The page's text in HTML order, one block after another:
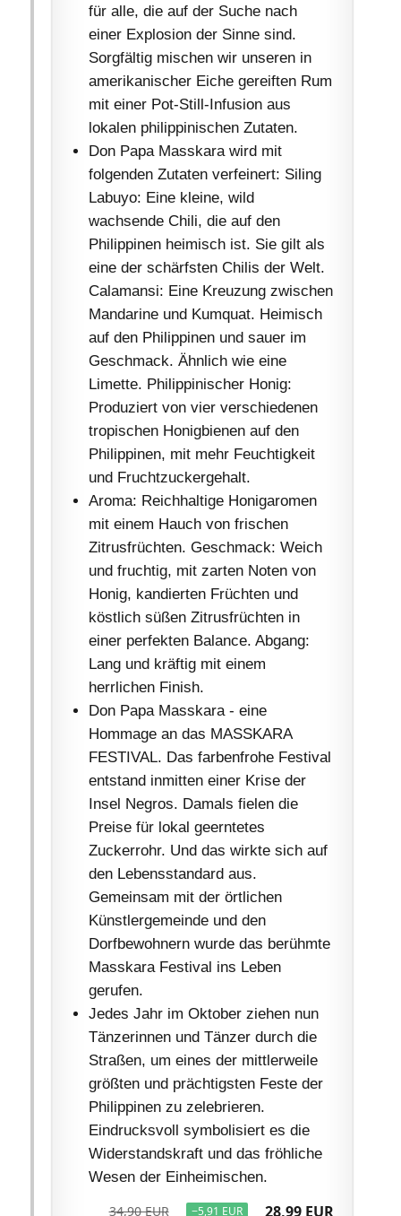
für alle, die auf der Suche nach
einer Explosion der Sinne sind.
Sorgfältig mischen wir unseren in
amerikanischer Eiche gereiften Rum
mit einer Pot-Still-Infusion aus
lokalen philippinischen Zutaten.
Don Papa Masskara wird mit
folgenden Zutaten verfeinert: Siling
Labuyo: Eine kleine, wild
wachsende Chili, die auf den
Philippinen heimisch ist. Sie gilt als
eine der schärfsten Chilis der Welt.
Calamansi: Eine Kreuzung zwischen
Mandarine und Kumquat. Heimisch
auf den Philippinen und sauer im
Geschmack. Ähnlich wie eine
Limette. Philippinischer Honig:
Produziert von vier verschiedenen
tropischen Honigbienen auf den
Philippinen, mit mehr Feuchtigkeit
und Fruchtzuckergehalt.
Aroma: Reichhaltige Honigaromen
mit einem Hauch von frischen
Zitrusfrüchten. Geschmack: Weich
und fruchtig, mit zarten Noten von
Honig, kandierten Früchten und
köstlich süßen Zitrusfrüchten in
einer perfekten Balance. Abgang:
Lang und kräftig mit einem
herrlichen Finish.
Don Papa Masskara - eine
Hommage an das MASSKARA
FESTIVAL. Das farbenfrohe Festival
entstand inmitten einer Krise der
Insel Negros. Damals fielen die
Preise für lokal geerntetes
Zuckerrohr. Und das wirkte sich auf
den Lebensstandard aus.
Gemeinsam mit der örtlichen
Künstlergemeinde und den
Dorfbewohnern wurde das berühmte
Masskara Festival ins Leben
gerufen.
Jedes Jahr im Oktober ziehen nun
Tänzerinnen und Tänzer durch die
Straßen, um eines der mittlerweile
größten und prächtigsten Feste der
Philippinen zu zelebrieren.
Eindrucksvoll symbolisiert es die
Widerstandskraft und das fröhliche
Wesen der Einheimischen.
34,90 EUR −5,91 EUR 28,99 EUR